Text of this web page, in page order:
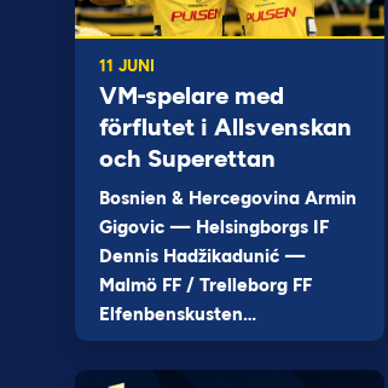
11 JUNI
VM-spelare med
förflutet i Allsvenskan
och Superettan
Bosnien & Hercegovina Armin
Gigovic — Helsingborgs IF
Dennis Hadžikadunić —
Malmö FF / Trelleborg FF
Elfenbenskusten…